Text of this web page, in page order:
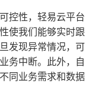
控性，轻易云平台
使我们能够实时跟
发现异常情况，可
务中断。此外，自
同业务需求和数据